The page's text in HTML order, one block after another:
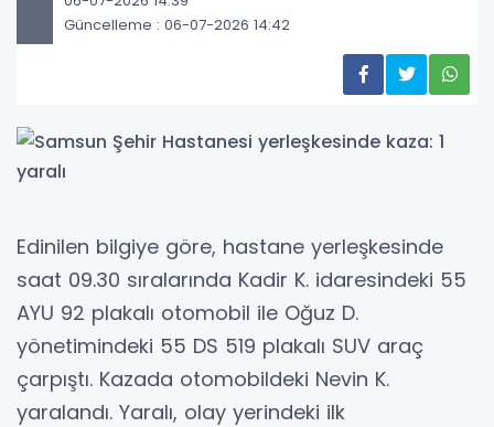
Güncelleme : 06-07-2026 14:42
Edinilen bilgiye göre, hastane yerleşkesinde
saat 09.30 sıralarında Kadir K. idaresindeki 55
AYU 92 plakalı otomobil ile Oğuz D.
yönetimindeki 55 DS 519 plakalı SUV araç
çarpıştı. Kazada otomobildeki Nevin K.
yaralandı. Yaralı, olay yerindeki ilk